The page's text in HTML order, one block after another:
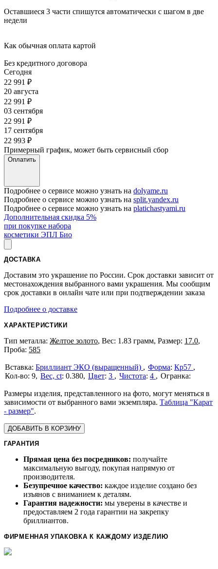
Оставшиеся 3 части спишутся автоматически с шагом в две
недели
Как обычная оплата картой
Без кредитного договора
Сегодня
22 991 ₽
20 августа
22 991 ₽
03 сентября
22 991 ₽
17 сентября
22 993 ₽
Примерный график, может быть сервисный сбор
Оплатить
Подробнее о сервисе можно узнать на dolyame.ru
Подробнее о сервисе можно узнать на split.yandex.ru
Подробнее о сервисе можно узнать на platichastyami.ru
Дополнительная скидка 5%
при покупке набора
косметики ЭПЛ Био
ДОСТАВКА
Доставим это украшение по России. Срок доставки зависит от
местонахождения выбранного вами украшения. Мы сообщим
срок доставки в онлайн чате или при подтверждении заказа
Подробнее о доставке
ХАРАКТЕРИСТИКИ
Тип металла: Желтое золото, Вес: 1.83 грамм, Размер: 17.0,
Проба: 585
Бриллиант ЭКО (выращенный) Форма: Кр57
9 Вес, ct: 0.380 Цвет: 3 Чистота: 4
Размеры изделия, представленного на фото, могут меняться в
зависимости от выбранного вами экземпляра. Таблица "Карат
- размер".
ДОБАВИТЬ В КОРЗИНУ
ГАРАНТИЯ
Прямая цена без посредников: получайте
максимальную выгоду, покупая напрямую от
производителя.
Безупречное качество: каждое изделие создано без
изъянов с вниманием к деталям.
Гарантия надежности: мы уверены в качестве и
предоставляем 2 года гарантии на закрепку
бриллиантов.
ФИРМЕННАЯ УПАКОВКА К КАЖДОМУ ИЗДЕЛИЮ